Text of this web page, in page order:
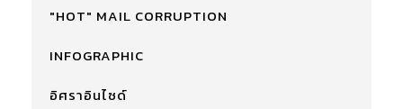
"HOT" MAIL CORRUPTION
INFOGRAPHIC
อิศราอินไซด์